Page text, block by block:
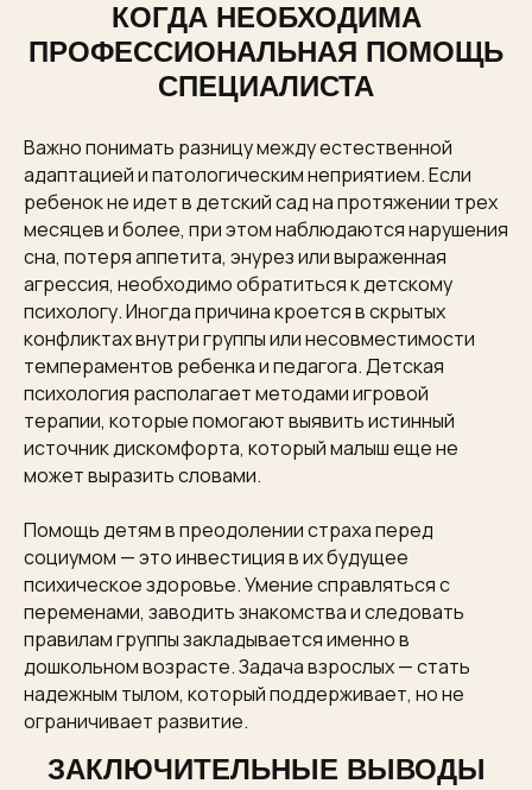
КОГДА НЕОБХОДИМА
ПРОФЕССИОНАЛЬНАЯ ПОМОЩЬ
СПЕЦИАЛИСТА
Важно понимать разницу между естественной
адаптацией и патологическим неприятием. Если
ребенок не идет в детский сад на протяжении трех
месяцев и более, при этом наблюдаются нарушения
сна, потеря аппетита, энурез или выраженная
агрессия, необходимо обратиться к детскому
психологу. Иногда причина кроется в скрытых
конфликтах внутри группы или несовместимости
темпераментов ребенка и педагога. Детская
психология располагает методами игровой
терапии, которые помогают выявить истинный
источник дискомфорта, который малыш еще не
может выразить словами.
Помощь детям в преодолении страха перед
социумом — это инвестиция в их будущее
психическое здоровье. Умение справляться с
переменами, заводить знакомства и следовать
правилам группы закладывается именно в
дошкольном возрасте. Задача взрослых — стать
надежным тылом, который поддерживает, но не
ограничивает развитие.
ЗАКЛЮЧИТЕЛЬНЫЕ ВЫВОДЫ